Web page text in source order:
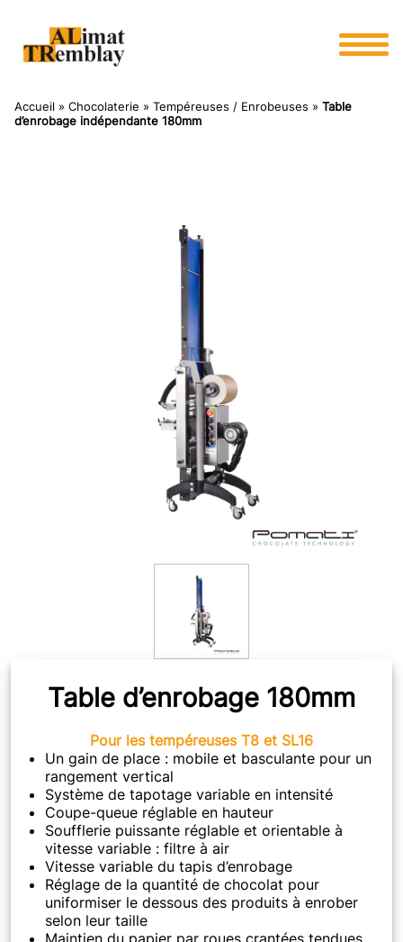
Accueil » Chocolaterie » Tempéreuses / Enrobeuses » Table
d’enrobage indépendante 180mm
Table d’enrobage 180mm
Pour les tempéreuses T8 et SL16
Un gain de place : mobile et basculante pour un
rangement vertical
Système de tapotage variable en intensité
Coupe-queue réglable en hauteur
Soufflerie puissante réglable et orientable à
vitesse variable : filtre à air
Vitesse variable du tapis d’enrobage
Réglage de la quantité de chocolat pour
uniformiser le dessous des produits à enrober
selon leur taille
Maintien du papier par roues crantées tendues